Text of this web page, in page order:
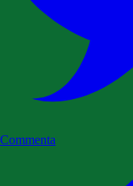
Commenta